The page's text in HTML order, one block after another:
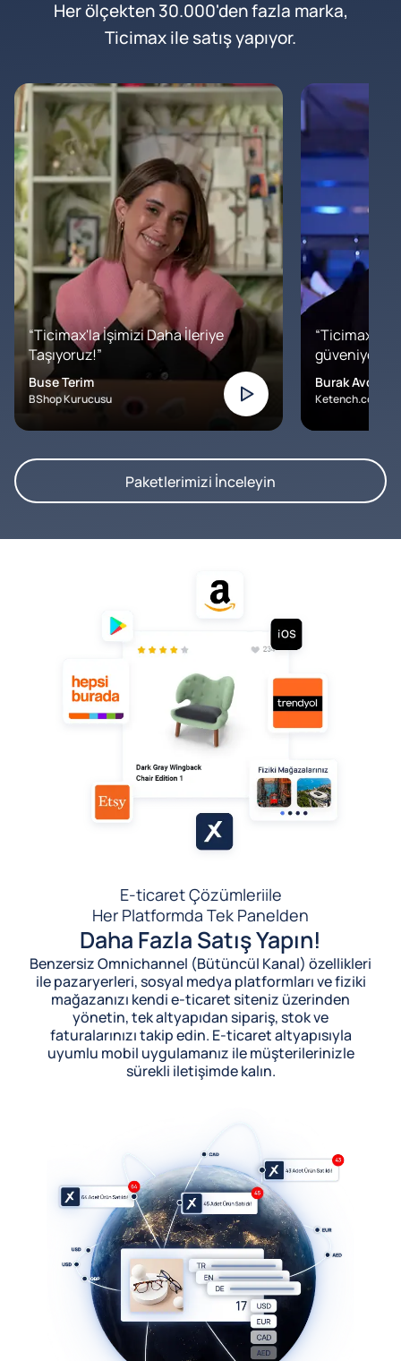
Her ölçekten 30.000'den fazla marka,
Ticimax ile satış yapıyor.
“Ticimax'la İşimizi Daha İleriye
Taşıyoruz!”
Buse Terim
BShop Kurucusu
“Ticimax'a
Burak Avcılar
Ketench.com –
Paketlerimizi İnceleyin
E-ticaret Çözümleriile
Her Platformda Tek Panelden
Daha Fazla Satış Yapın!
Benzersiz Omnichannel (Bütüncül Kanal) özellikleri
ile pazaryerleri, sosyal medya platformları ve fiziki
mağazanızı kendi e-ticaret siteniz üzerinden
yönetin, tek altyapıdan sipariş, stok ve
faturalarınızı takip edin. E-ticaret altyapısıyla
uyumlu mobil uygulamanız ile müşterilerinizle
sürekli iletişimde kalın.